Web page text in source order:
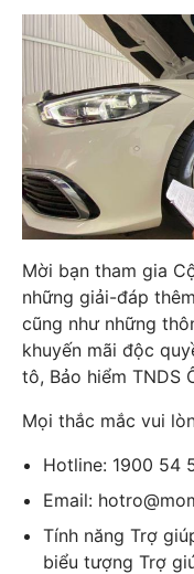
Mời bạn tham gia
những giải-đáp
cũng như những
khuyến mãi độc
tô, Bảo hiểm TNDS
Mọi thắc mắc vui
Hotline: 1900 54
Email:
Tính năng Trợ
biểu tượng Trợ